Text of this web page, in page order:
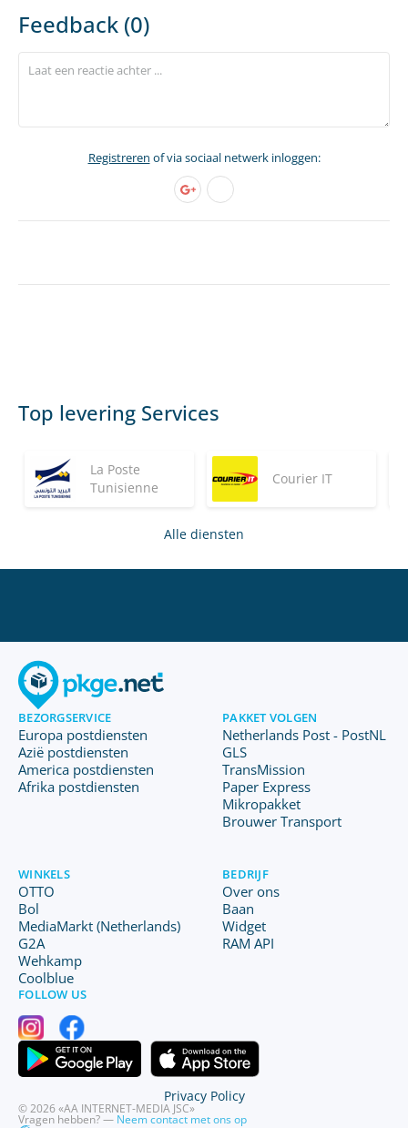
Feedback (0)
Registreren of via sociaal netwerk inloggen:
Top levering Services
La Poste
Tunisienne
Courier IT
Alle diensten
BEZORGSERVICE
Europa postdiensten
Azië postdiensten
America postdiensten
Afrika postdiensten
PAKKET VOLGEN
Netherlands Post - PostNL
GLS
TransMission
Paper Express
Mikropakket
Brouwer Transport
WINKELS
OTTO
Bol
MediaMarkt (Netherlands)
G2A
Wehkamp
Coolblue
BEDRIJF
Over ons
Baan
Widget
RAM API
FOLLOW US
© 2026 «AA INTERNET-MEDIA JSC»
Vragen hebben? — Neem contact met ons op
Privacy Policy